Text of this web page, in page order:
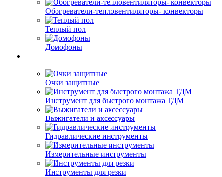
Обогреватели-тепловентиляторы- конвекторы
Теплый пол
Домофоны
Очки защитные
Инструмент для быстрого монтажа ТДМ
Выжигатели и аксессуары
Гидравлические инструменты
Измерительные инструменты
Инструменты для резки